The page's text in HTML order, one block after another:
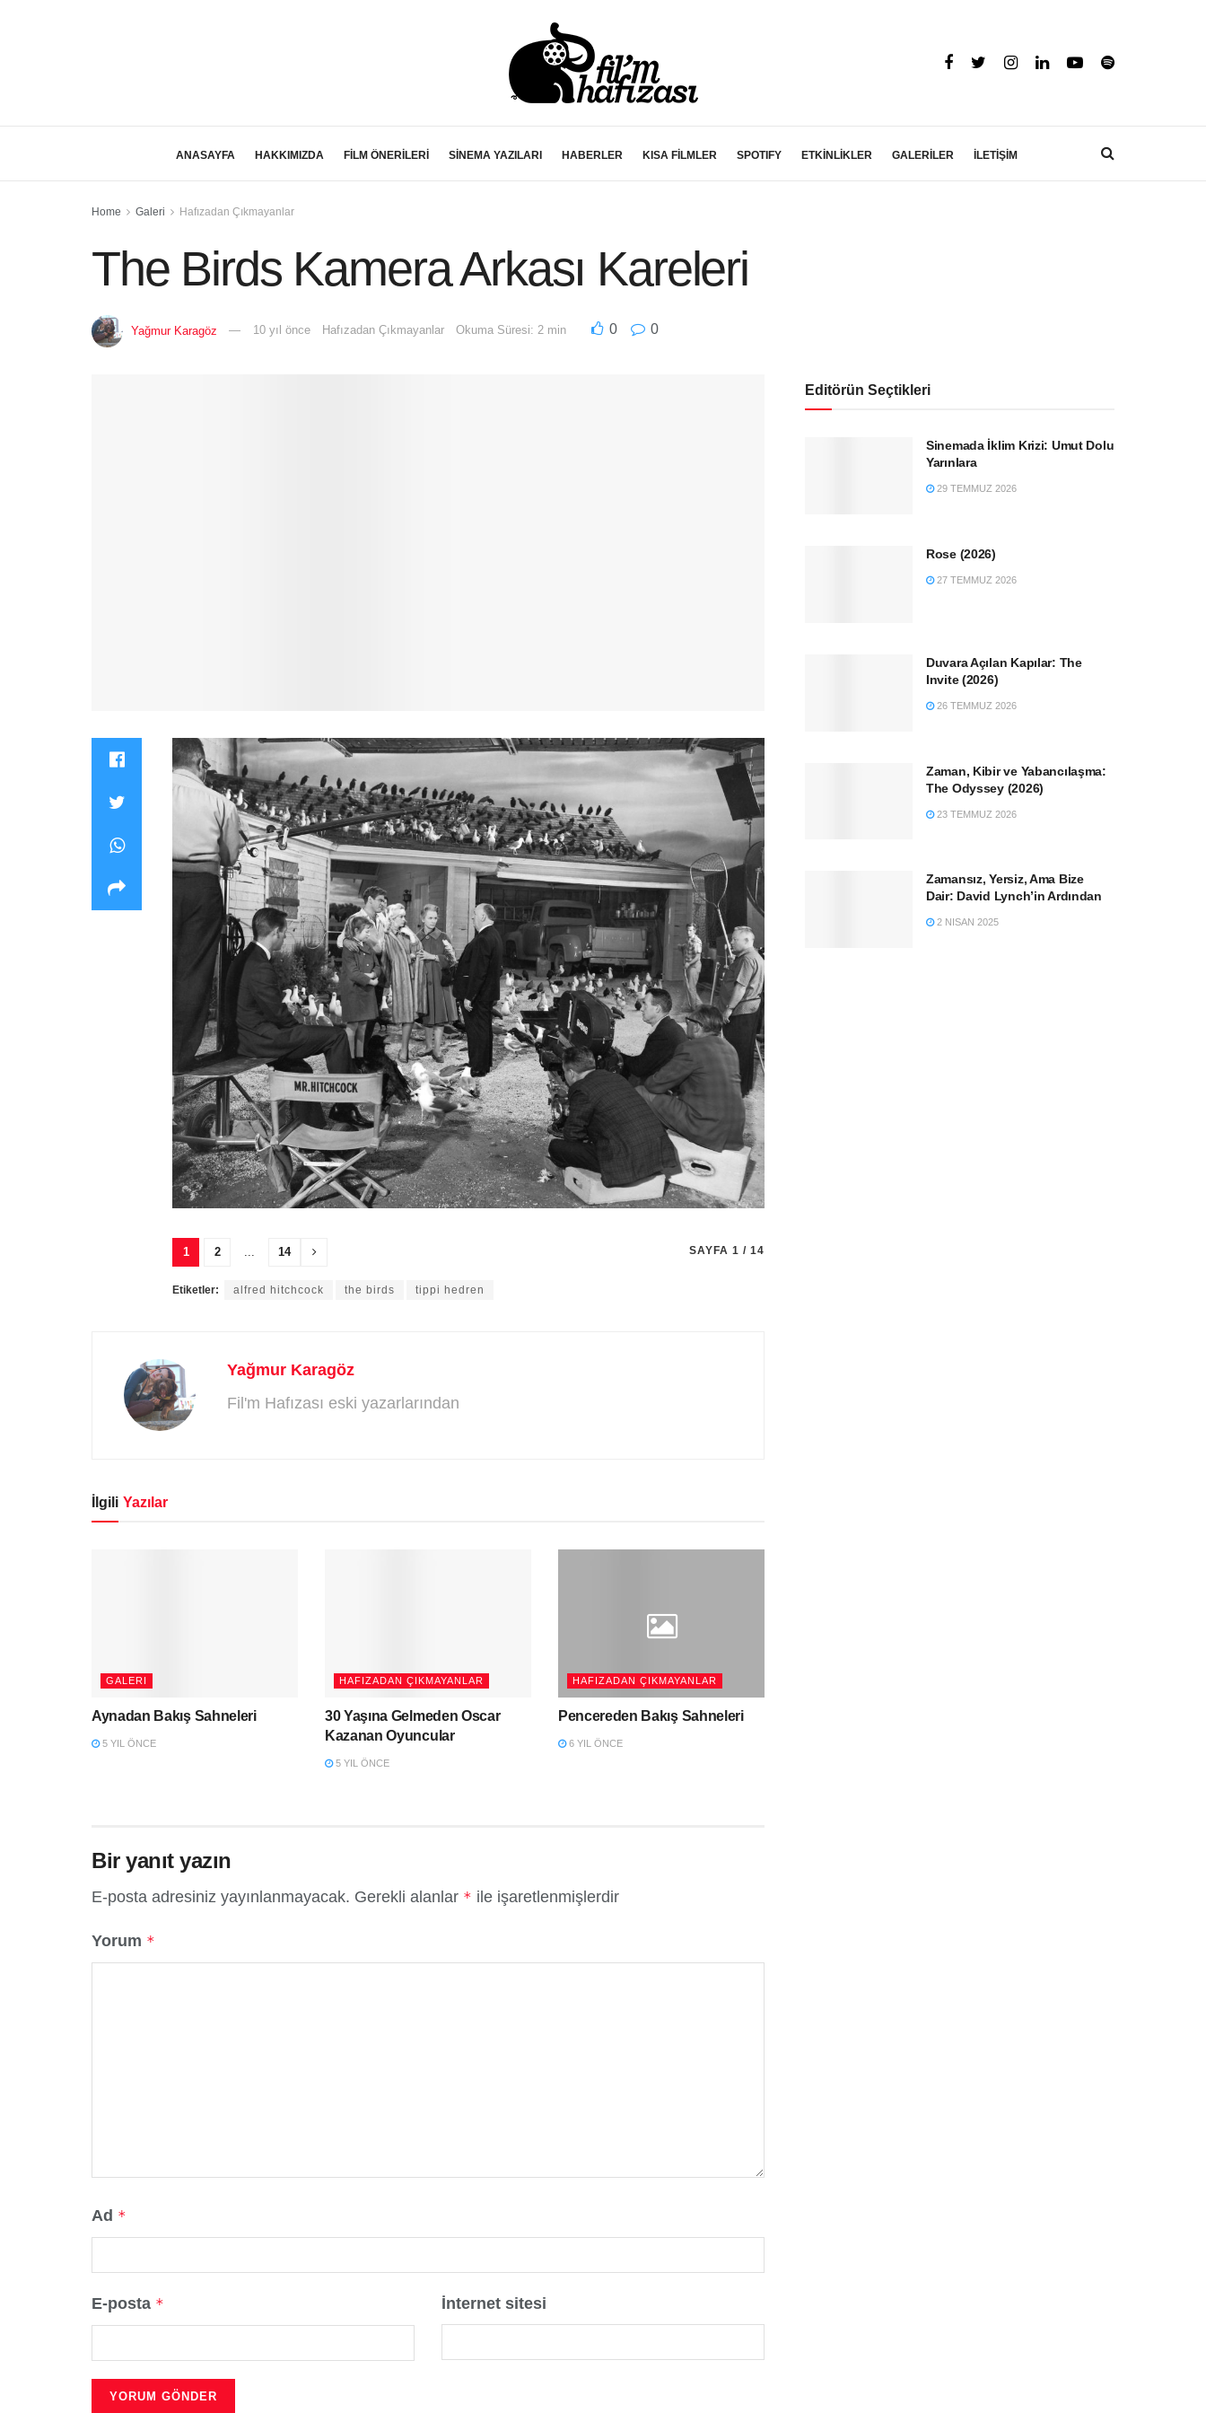
ANASAYFA HAKKIMIZDA FİLM ÖNERİLERİ SİNEMA YAZILARI HABERLER KISA FİLMLER SPOTIFY ETKİNLİKLER GALERİLER İLETİŞİM
Home Galeri Hafızadan Çıkmayanlar
The Birds Kamera Arkası Kareleri
Yağmur Karagöz 10 yıl önce Hafızadan Çıkmayanlar Okuma Süresi: 2 min 0 0
SAYFA 1 / 14
1 2 ... 14
Etiketler: alfred hitchcock the birds tippi hedren
Yağmur Karagöz
Fil'm Hafızası eski yazarlarından
İlgili Yazılar
GALERI
Aynadan Bakış Sahneleri
5 YIL ÖNCE
HAFIZADAN ÇIKMAYANLAR
30 Yaşına Gelmeden Oscar
Kazanan Oyuncular
5 YIL ÖNCE
HAFIZADAN ÇIKMAYANLAR
Pencereden Bakış Sahneleri
6 YIL ÖNCE
Bir yanıt yazın
E-posta adresiniz yayınlanmayacak. Gerekli alanlar * ile işaretlenmişlerdir
Yorum *
Ad *
E-posta * İnternet sitesi
Editörün Seçtikleri
Sinemada İklim Krizi: Umut Dolu
Yarınlara
29 TEMMUZ 2026
Rose (2026)
27 TEMMUZ 2026
Duvara Açılan Kapılar: The
Invite (2026)
26 TEMMUZ 2026
Zaman, Kibir ve Yabancılaşma:
The Odyssey (2026)
23 TEMMUZ 2026
Zamansız, Yersiz, Ama Bize
Dair: David Lynch’in Ardından
2 NISAN 2025